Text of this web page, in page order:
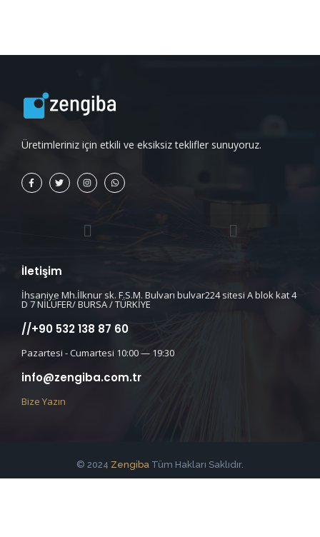
Üretimleriniz için etkili ve eksiksiz teklifler sunuyoruz.
İletişim
İhsaniye Mh.İlknur sk. F.S.M. Bulvarı bulvar224 sitesi A blok kat 4
D 7 NİLÜFER/ BURSA / TÜRKİYE
//+90 532 138 87 60
Pazartesi - Cumartesi 10:00 — 19:30
info@zengiba.com.tr
Bize Yazın
© 2024 Zengiba Tüm Hakları Saklıdır.